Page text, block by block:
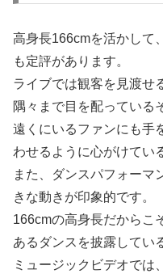
高身長166cmを活かして
も定評があります。
ライブでは観客を見渡せ
隅々まで目を配っている
遠くにいるファンにも手
わせるように心がけてい
また、ダンスパフォーマ
きな動きが印象的です。
166cmの高身長だからこ
あるダンスを披露してい
ミュージックビデオでは